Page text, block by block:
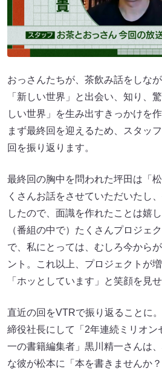
おっさんたちが、茶飲み話をしな
「新しい世界」と出会い、知り、
しい世界」を生み出すきっかけを
まず最終回を迎えるため、スタッ
回を振り返ります。
最終回の胸中を問われた坪田は「
くさんお話をさせていただいたし
したので、面識を作れたことは嬉
（番組の中で）たくさんプロジェ
で、私にとっては、むしろ今から
ント。これ以上、プロジェクトが
「ホッとしています」と笑顔を見せ
直近の回をVTRで振り返ることに
締役社長にして「2年連続ミリオン
一の書籍編集者」黒川精一さんは
な彼が松本に「本を書きませんか